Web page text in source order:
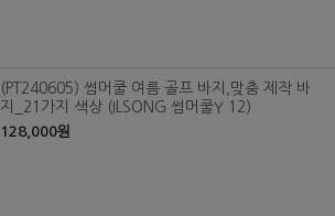
(PT240605) 썸머쿨 여름 골프 바지,맞춤 제작 바
지_21가지 색상 (ILSONG 썸머쿨Y 12)
128,000원